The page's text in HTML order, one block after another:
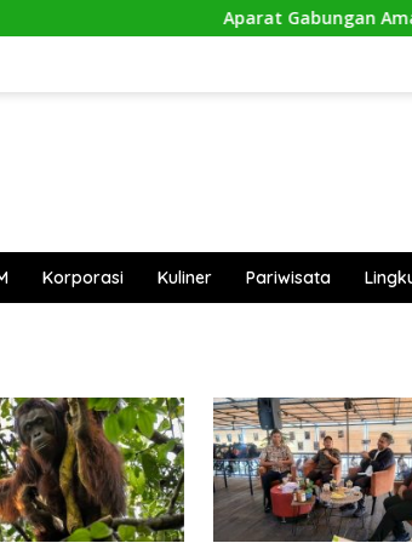
Aparat Gabungan
Korporasi Kuliner Pariwisata